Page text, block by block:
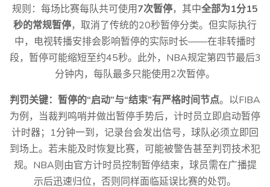
规则：每场比赛每队共可使用7次暂停，其中全部为1分15
秒的常规暂停，取消了传统的20秒暂停分类。但实际执行
中，电视转播安排会影响暂停的实际时长——在非转播时
段，暂停可能缩短至约45秒。此外，NBA规定第四节最后3
分钟内，每队最多只能使用2次暂停。
判罚关键：暂停的“启动”与“结束”有严格时间节点。以FIBA
为例，当裁判鸣哨并做出暂停手势后，计时员立即启动暂停
计时器；1分钟一到，记录台会发出信号，球队必须立即回
到场上。若未能及时恢复比赛，可能被警告甚至判罚技术犯
规。NBA则由官方计时员控制暂停结束，球员需在广播提
示后迅速归位，否则同样面临延误比赛的处罚。